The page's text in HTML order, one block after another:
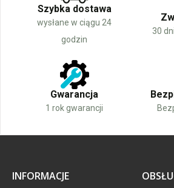
Szybka dostawa
wysłane w ciągu 24
godzin
30
Gwarancja
1 rok gwarancji
INFORMACJE